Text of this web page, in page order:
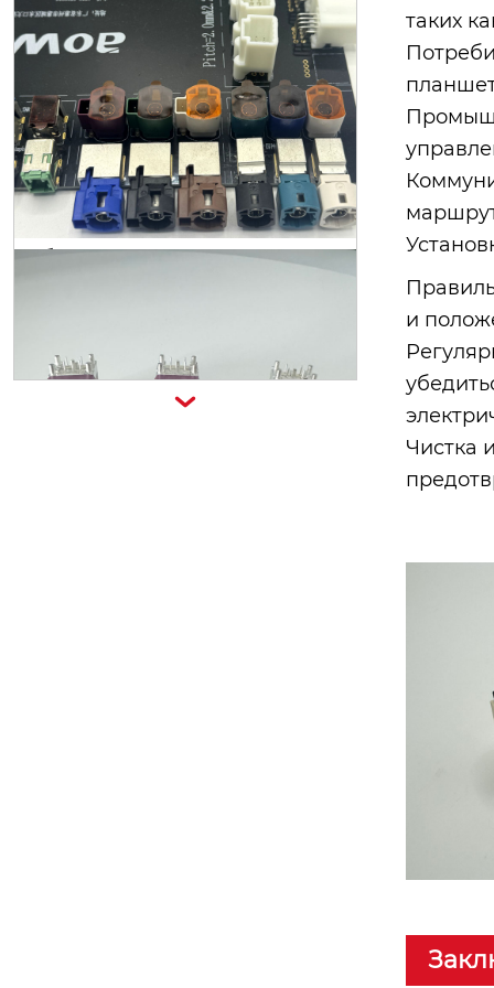
200-16009-7-10
общее решение для хост-интерф
ейса ivi

таких
и
Чистка